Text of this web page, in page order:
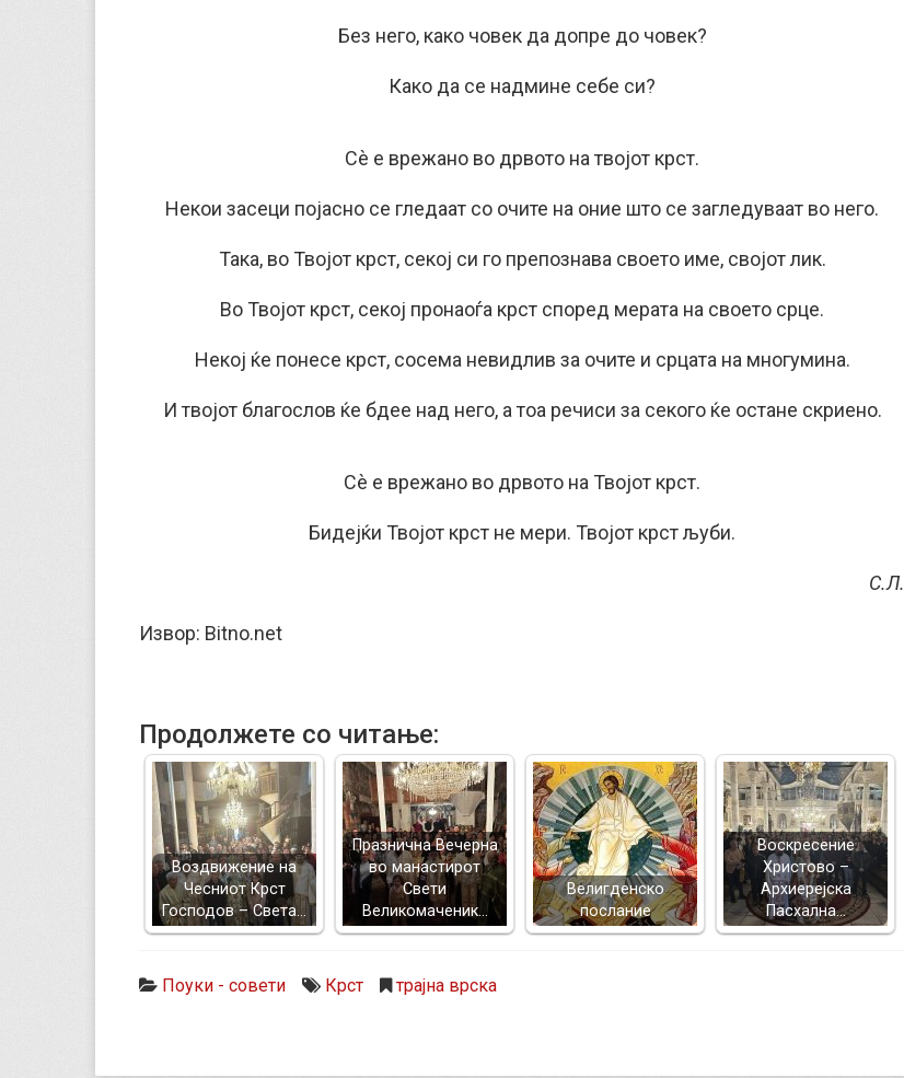
Без него, како човек да допре до човек?
Како да се надмине себе си?
Сè е врежано во дрвото на твојот крст.
Некои засеци појасно се гледаат со очите на оние што се загледуваат во него.
Така, во Твојот крст, секој си го препознава своето име, својот лик.
Во Твојот крст, секој пронаоѓа крст според мерата на своето срце.
Некој ќе понесе крст, сосема невидлив за очите и срцата на многумина.
И твојот благослов ќе бдее над него, а тоа речиси за секого ќе остане скриено.
Сè е врежано во дрвото на Твојот крст.
Бидејќи Твојот крст не мери. Твојот крст љуби.
С.Л.
Извор: Bitno.net
Продолжете со читање:
Воздвижение на
Чесниот Крст
Господов – Света…
Празнична Вечерна
во манастирот
Свети
Великомаченик…
Велигденско
послание
Воскресение
Христово –
Архиерејска
Пасхална…
Поуки - совети Крст трајна врска